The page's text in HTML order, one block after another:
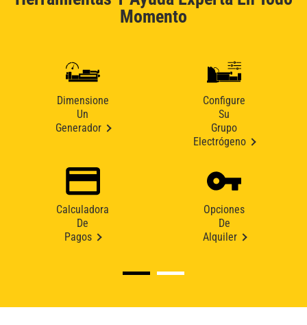
Momento
Dimensione
Un
Generador
Configure
Su
Grupo
Electrógeno
Calculadora
De
Pagos
Opciones
De
Alquiler